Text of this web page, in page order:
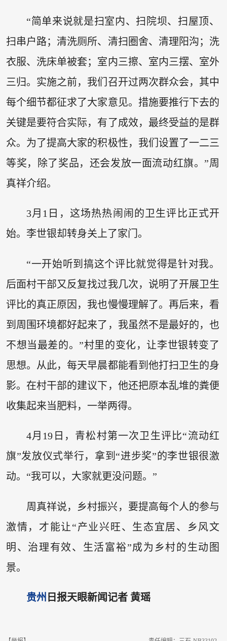
“简单来说就是扫室内、扫院坝、扫屋顶、
扫串户路；清洗厕所、清扫圈舍、清理阳沟；洗
衣服、洗床单被套；室内三擦、室内三摆、室外
三归。实施之前，我们召开过两次群众会，其中
每个细节都征求了大家意见。措施要推行下去的
关键是要符合实际，有了成效，最终受益的是群
众。为了提高大家的积极性，我们设置了一二三
等奖，除了奖品，还会发放一面流动红旗。”周
真祥介绍。
3月1日，这场热热闹闹的卫生评比正式开
始。李世银却转身关上了家门。
“一开始听到搞这个评比就觉得是针对我。
后面村干部又反复找过我几次，说明了开展卫生
评比的真正原因，我也慢慢理解了。再后来，看
到周围环境都好起来了，我虽然不是最好的，也
不想当最差的。”村里的变化，让李世银转变了
思想。从此，每天早晨都能看到他打扫卫生的身
影。在村干部的建议下，他还把原本乱堆的粪便
收集起来当肥料，一举两得。
4月19日，青松村第一次卫生评比“流动红
旗”发放仪式举行，拿到“进步奖”的李世银很激
动。“我可以，大家就更没问题。”
周真祥说，乡村振兴，要提高每个人的参与
激情，才能让“产业兴旺、生态宜居、乡风文
明、治理有效、生活富裕”成为乡村的生动图
景。
贵州 日报天眼新闻记者 黄瑶